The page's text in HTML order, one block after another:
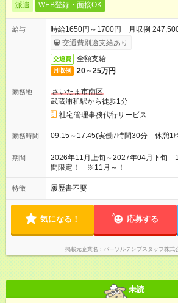
派遣 WEB登録・面接OK
給与
時給1650円～1700円 月収例
交通費別途支給あり
交通費 全額支給
月収例 20～25万円
勤務地
さいたま市南区
武蔵浦和駅から徒歩1分
社宅管理事務代行サービス
勤務時間 09:15～17:45(実働7時間30分 休憩1
期間
2026年11月上旬～2027年04月下旬
間限定！ ※11月～！
特徴 履歴書不要
気になる！ 応募する
掲載元企業名 パーソルテンプスタッフ株
未読